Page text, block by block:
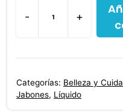
-
Jabón
Avena
Ml
+
Categorías: Belleza y
Jabones, Líquido